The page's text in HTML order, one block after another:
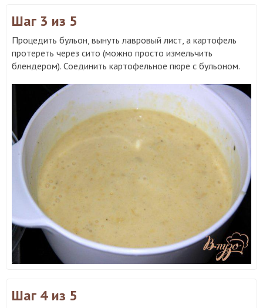
Шаг 3 из 5
Процедить бульон, вынуть лавровый лист, а картофель
протереть через сито (можно просто измельчить
блендером). Соединить картофельное пюре с бульоном.
Шаг 4 из 5